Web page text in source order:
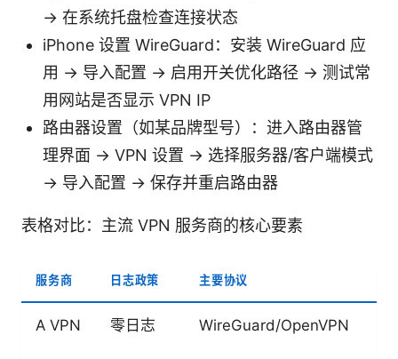
→ 在系统托盘检查连接状态
iPhone 设置 WireGuard：安装 WireGuard 应
用 → 导入配置 → 启用开关优化路径 → 测试常
用网站是否显示 VPN IP
路由器设置（如某品牌型号）：进入路由器管
理界面 → VPN 设置 → 选择服务器/客户端模式
→ 导入配置 → 保存并重启路由器
表格对比：主流 VPN 服务商的核心要素
服务商 日志政策 主要协议
A VPN 零日志 WireGuard/OpenVPN